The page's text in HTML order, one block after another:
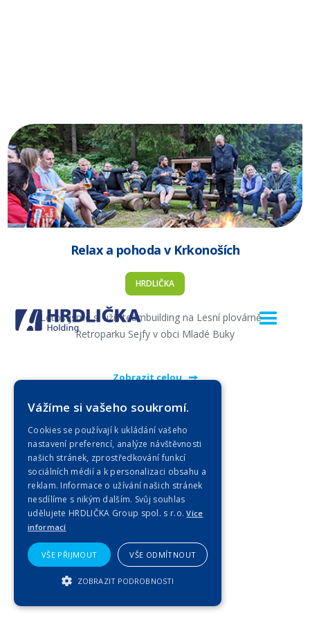
Relax a pohoda v Krkonoších
HRDLIČKA
Letos jsme si užili teambuilding na Lesní plovárně –
Retroparku Sejfy v obci Mladé Buky
Zobrazit celou
Vážíme si vašeho soukromí.
Cookies se používají k ukládání vašeho
nastavení preferencí, analýze návštěvnosti
našich stránek, zprostředkování funkcí
sociálních médií a k personalizaci obsahu a
reklam. Informace o užívání našich stránek
nesdílíme s nikým dalším. Svůj souhlas
udělujete HRDLIČKA Group spol. s r.o.Více
informací
VŠE PŘIJMOUT VŠE ODMÍTNOUT
ZOBRAZIT PODROBNOSTI
NEZBYTNĚ NUTNÉ SOUBORY